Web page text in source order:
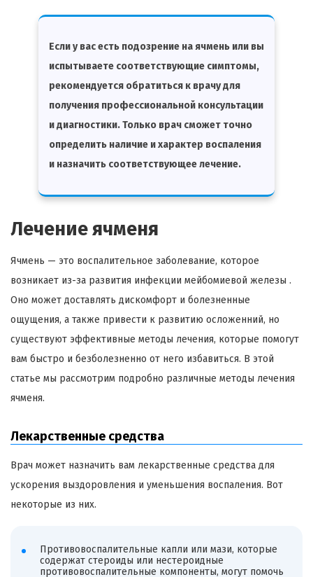
Если у вас есть подозрение на ячмень или вы
испытываете соответствующие симптомы,
рекомендуется обратиться к врачу для
получения профессиональной консультации
и диагностики. Только врач сможет точно
определить наличие и характер воспаления
и назначить соответствующее лечение.
Лечение ячменя
Ячмень — это воспалительное заболевание, которое
возникает из-за развития инфекции мейбомиевой железы .
Оно может доставлять дискомфорт и болезненные
ощущения, а также привести к развитию осложенний, но
существуют эффективные методы лечения, которые помогут
вам быстро и безболезненно от него избавиться. В этой
статье мы рассмотрим подробно различные методы лечения
ячменя.
Лекарственные средства
Врач может назначить вам лекарственные средства для
ускорения выздоровления и уменьшения воспаления. Вот
некоторые из них.
Противовоспалительные капли или мази, которые
содержат стероиды или нестероидные
противовоспалительные компоненты, могут помочь